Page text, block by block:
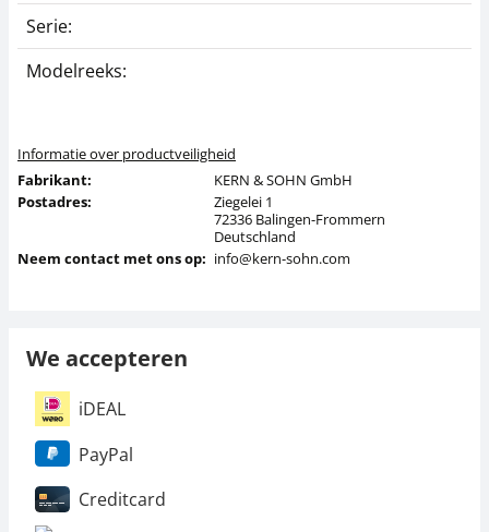
Serie:
Modelreeks:
Informatie over productveiligheid
Fabrikant:
KERN & SOHN GmbH
Postadres:
Ziegelei 1
72336 Balingen-Frommern
Deutschland
Neem contact met ons op: info@kern-sohn.com
We accepteren
iDEAL
PayPal
Creditcard